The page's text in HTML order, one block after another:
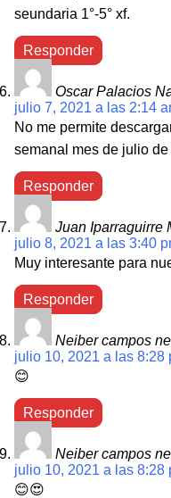
seundaria 1°-5° xf.
Responder
Oscar Palacios
julio 7, 2021 a las 2:14
No me permite
semanal mes de julio de
Responder
Juan Iparraguirre
julio 8, 2021 a las 3:40
Muy interesante para
Responder
Neiber campos
julio 10, 2021 a las 8:28
😊
Responder
Neiber campos
julio 10, 2021 a las 8:28
😊😍